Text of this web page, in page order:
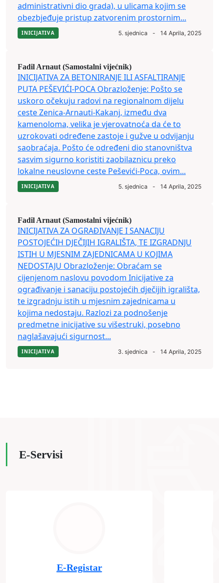
administrativni dio grada), u ulicama kojim se
obezbjeđuje pristup zatvorenim prostornim...
INICIJATIVA 5. sjednica - 14 Aprila, 2025
Fadil Arnaut (Samostalni vijećnik)
INICIJATIVA ZA BETONIRANJE ILI ASFALTIRANJE
PUTA PEŠEVIĆI-POCA Obrazloženje: Pošto se
uskoro očekuju radovi na regionalnom dijelu
ceste Zenica-Arnauti-Kakanj, između dva
kamenoloma, velika je vjerovatnoća da će to
uzrokovati određene zastoje i gužve u odvijanju
saobraćaja. Pošto će određeni dio stanovništva
sasvim sigurno koristiti zaobilaznicu preko
lokalne neuslovne ceste Peševići-Poca, ovim...
INICIJATIVA 5. sjednica - 14 Aprila, 2025
Fadil Arnaut (Samostalni vijećnik)
INICIJATIVA ZA OGRAĐIVANJE I SANACIJU
POSTOJEĆIH DJEČIJIH IGRALIŠTA, TE IZGRADNJU
ISTIH U MJESNIM ZAJEDNICAMA U KOJIMA
NEDOSTAJU Obrazloženje: Obraćam se
cijenjenom naslovu povodom Inicijative za
ograđivanje i sanaciju postojećih dječijih igrališta,
te izgradnju istih u mjesnim zajednicama u
kojima nedostaju. Razlozi za podnošenje
predmetne inicijative su višestruki, posebno
naglašavajući sigurnost...
INICIJATIVA 3. sjednica - 14 Aprila, 2025
E-Servisi
E-Registar